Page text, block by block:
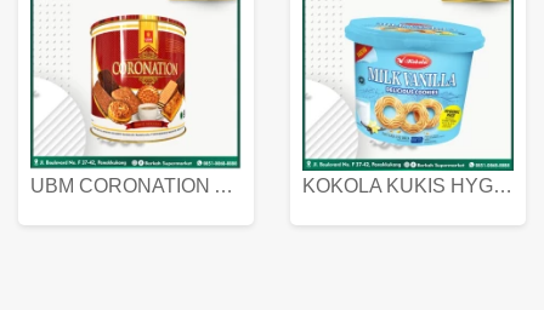
UBM CORONATION ASSORTED BISKUIT KALENG 450 GRAM KOKOLA KUKIS HYGIENIC MILK VANILLA PACK 320 GR